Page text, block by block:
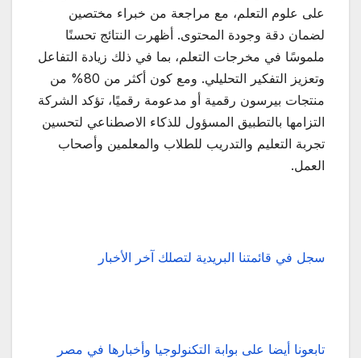
على علوم التعلم، مع مراجعة من خبراء مختصين
لضمان دقة وجودة المحتوى. أظهرت النتائج تحسنًا
ملموسًا في مخرجات التعلم، بما في ذلك زيادة التفاعل
وتعزيز التفكير التحليلي. ومع كون أكثر من 80% من
منتجات بيرسون رقمية أو مدعومة رقميًا، تؤكد الشركة
التزامها بالتطبيق المسؤول للذكاء الاصطناعي لتحسين
تجربة التعليم والتدريب للطلاب والمعلمين وأصحاب
العمل.
سجل في قائمتنا البريدية لتصلك آخر الأخبار
تابعونا أيضا على بوابة التكنولوجيا وأخبارها في مصر